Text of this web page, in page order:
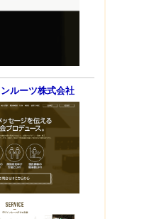
ルーツ株式会社